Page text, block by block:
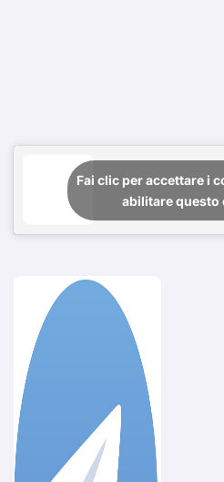
Fai clic per accettare i
abilitare questo